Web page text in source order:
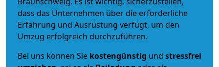
dass das Unternehmen über die erforderliche
Erfahrung und Ausrüstung verfügt, um den
Umzug erfolgreich durchzuführen.
Bei uns können Sie kostengünstig und stressfrei